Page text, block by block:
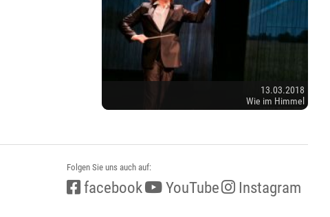
13.03.2018
Wie im Himmel
Folgen Sie uns auch auf:
facebook YouTube Instagram